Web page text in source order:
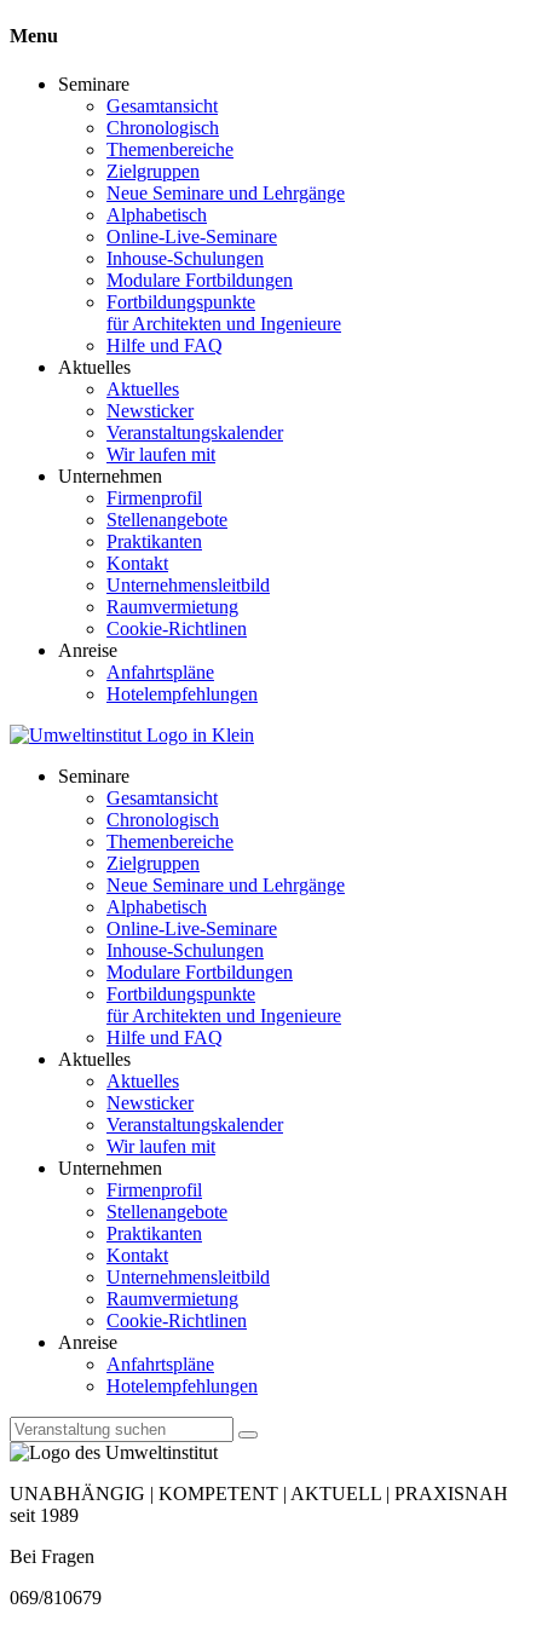
Menu
Seminare
Gesamtansicht
Chronologisch
Themenbereiche
Zielgruppen
Neue Seminare und Lehrgänge
Alphabetisch
Online-Live-Seminare
Inhouse-Schulungen
Modulare Fortbildungen
Fortbildungspunkte
für Architekten und Ingenieure
Hilfe und FAQ
Aktuelles
Aktuelles
Newsticker
Veranstaltungskalender
Wir laufen mit
Unternehmen
Firmenprofil
Stellenangebote
Praktikanten
Kontakt
Unternehmensleitbild
Raumvermietung
Cookie-Richtlinen
Anreise
Anfahrtspläne
Hotelempfehlungen
Seminare
Gesamtansicht
Chronologisch
Themenbereiche
Zielgruppen
Neue Seminare und Lehrgänge
Alphabetisch
Online-Live-Seminare
Inhouse-Schulungen
Modulare Fortbildungen
Fortbildungspunkte
für Architekten und Ingenieure
Hilfe und FAQ
Aktuelles
Aktuelles
Newsticker
Veranstaltungskalender
Wir laufen mit
Unternehmen
Firmenprofil
Stellenangebote
Praktikanten
Kontakt
Unternehmensleitbild
Raumvermietung
Cookie-Richtlinen
Anreise
Anfahrtspläne
Hotelempfehlungen
UNABHÄNGIG | KOMPETENT | AKTUELL | PRAXISNAH
seit 1989
Bei Fragen
069/810679